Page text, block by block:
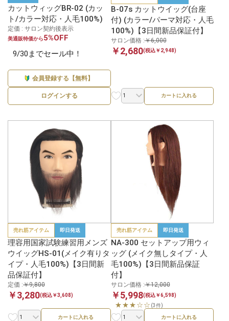
カットウィッグBR-02 (カッ
ト/カラー対応・人毛100%)
定価 : サロン契約後表示
美通販特価から5%OFF
9/30までセール中！
会員登録する【無料】
ログインする
B-07s カットウイッグ(台座
付) (カラー/パーマ対応・人毛
100%)【3日間新品保証付】
サロン価格 :￥6,000
￥2,680(税込￥2,948)
カートに入れる
売れ筋アイテム 即日発送
理容用国家試験練習用メンズ
ウイッグHS-01(メイク有りタ
イプ・人毛100%)【3日間新
品保証付】
定価 :￥9,800
￥3,280(税込￥3,608)
カートに入れる
売れ筋アイテム 即日発送
NA-300 セットアップ用ウィ
ッグ (メイク無しタイプ・人
毛100%)【3日間新品保証
付】
サロン価格 :￥12,000
￥5,998(税込￥6,598)
★★★☆☆ (3件)
カートに入れる